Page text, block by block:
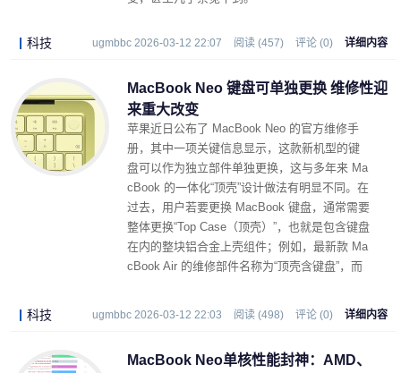
科技 ugmbbc 2026-03-12 22:07 阅读 (457) 评论 (0) 详细内容
MacBook Neo 键盘可单独更换 维修性迎
来重大改变
苹果近日公布了 MacBook Neo 的官方维修手
册，其中一项关键信息显示，这款新机型的键
盘可以作为独立部件单独更换，这与多年来 Ma
cBook 的一体化“顶壳”设计做法有明显不同。在
过去，用户若要更换 MacBook 键盘，通常需要
整体更换“Top Case（顶壳）”，也就是包含键盘
在内的整块铝合金上壳组件；例如，最新款 Ma
cBook Air 的维修部件名称为“顶壳含键盘”，而
科技 ugmbbc 2026-03-12 22:03 阅读 (498) 评论 (0) 详细内容
MacBook Neo单核性能封神：AMD、